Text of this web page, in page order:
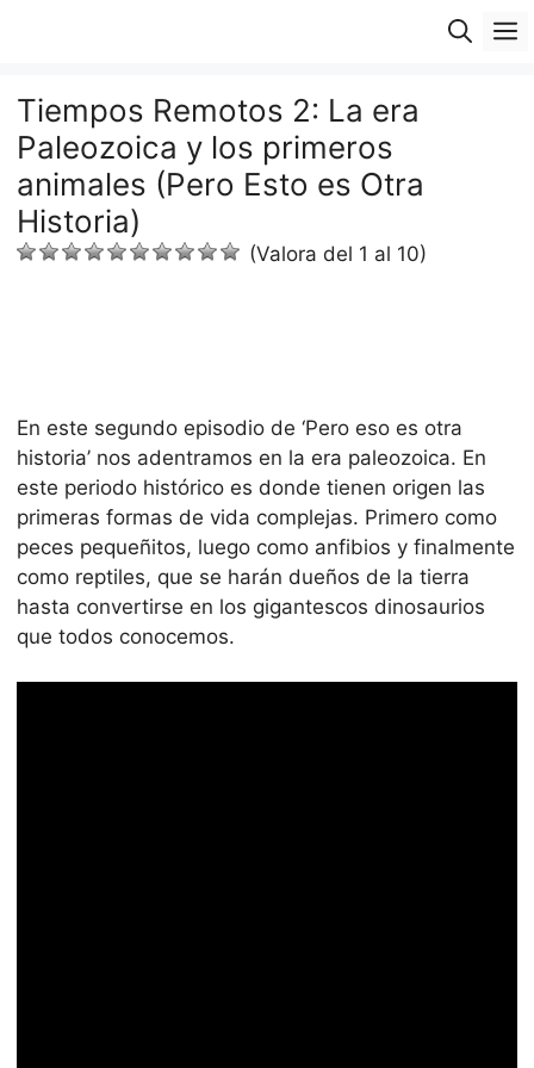
Tiempos Remotos 2: La era
Paleozoica y los primeros
animales (Pero Esto es Otra
Historia)
(Valora del 1 al 10)
En este segundo episodio de ‘Pero eso es otra
historia’ nos adentramos en la era paleozoica. En
este periodo histórico es donde tienen origen las
primeras formas de vida complejas. Primero como
peces pequeñitos, luego como anfibios y finalmente
como reptiles, que se harán dueños de la tierra
hasta convertirse en los gigantescos dinosaurios
que todos conocemos.